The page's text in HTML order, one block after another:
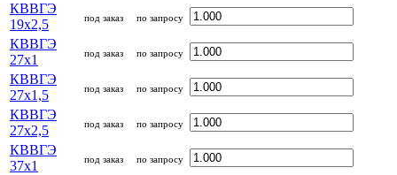
КВВГЭ
19x2,5
под заказ по запросу
КВВГЭ
27x1
под заказ по запросу
КВВГЭ
27x1,5
под заказ по запросу
КВВГЭ
27x2,5
под заказ по запросу
КВВГЭ
37x1
под заказ по запросу